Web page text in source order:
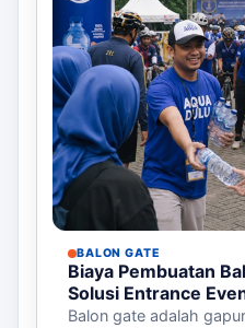
BALON GATE
Biaya Pembuatan
Solusi Entrance
Balon gate adalah